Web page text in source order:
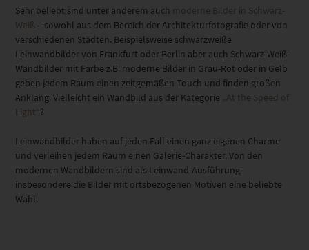
Sehr beliebt sind unter anderem auch moderne Bilder in Schwarz-
Weiß – sowohl aus dem Bereich der Architekturfotografie oder von
verschiedenen Städten. Beispielsweise schwarzweiße
Leinwandbilder von Frankfurt oder Berlin aber auch Schwarz-Weiß-
Wandbilder mit Farbe z.B. moderne Bilder in Grau-Rot oder in Gelb
geben jedem Raum einen zeitgemäßen Touch und finden großen
Anklang. Vielleicht ein Wandbild aus der Kategorie „At the Speed of
Light“ ?
Leinwandbilder haben auf jeden Fall einen ganz eigenen Charme
und verleihen jedem Raum einen Galerie-Charakter. Von den
modernen Wandbildern sind als Leinwand-Ausführung
insbesondere die Bilder mit ortsbezogenen Motiven eine beliebte
Wahl.